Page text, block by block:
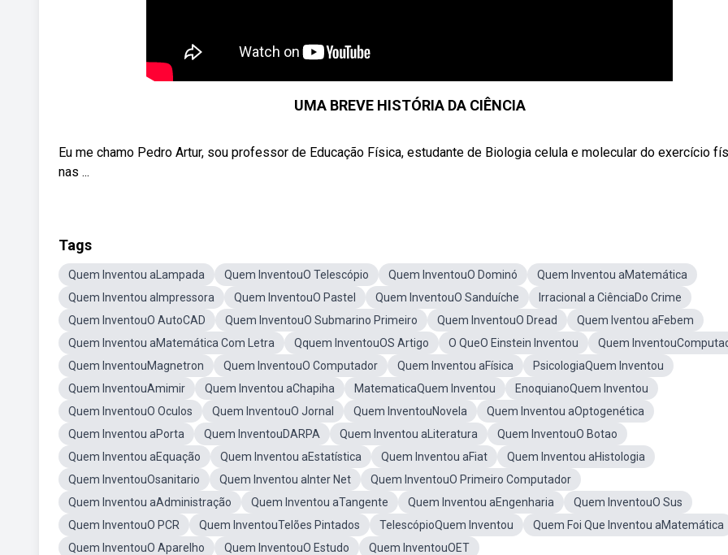
UMA BREVE HISTÓRIA DA CIÊNCIA
Eu me chamo Pedro Artur, sou professor de Educação Física, estudante de Biologia celula e molecular do exercício
nas ...
Tags
Quem Inventou aLampada Quem InventouO Telescópio Quem InventouO Dominó
Quem Inventou aMatemática
Quem Inventou aImpressora
Quem InventouO Pastel Quem InventouO Sanduíche
Irracional a CiênciaDo Crime
Quem InventouO AutoCAD
Quem InventouO Submarino Primeiro Quem InventouO Dread
Quem Iventou aFebem
Quem Inventou aMatemática Com Letra
Qquem InventouOS Artigo O QueO Einstein Inventou
Quem
Quem InventouMagnetron
Quem InventouO Computador Quem Inventou aFísica
PsicologiaQuem Inventou
Quem InventouAmimir
Quem Inventou aChapiha MatematicaQuem Inventou
EnoquianoQuem Inventou
Quem InventouO Oculos
Quem InventouO Jornal Quem InventouNovela
Quem Inventou aOptogenética
Quem Inventou aPorta
Quem InventouDARPA Quem Inventou aLiteratura
Quem InventouO Botao
Quem Inventou aEquação
Quem Inventou aEstatística Quem Inventou aFiat
Quem Inventou aHistologia
Quem InventouOsanitario
Quem Inventou aInter Net
Quem InventouO Primeiro Computador
Quem Inventou aAdministração
Quem Inventou aTangente Quem Inventou aEngenharia
Quem InventouO Sus
Quem InventouO PCR
Quem InventouTelões Pintados TelescópioQuem Inventou
Quem Foi Que Inventou aMatemática
Quem InventouO Aparelho
Quem InventouO Estudo Quem InventouOET